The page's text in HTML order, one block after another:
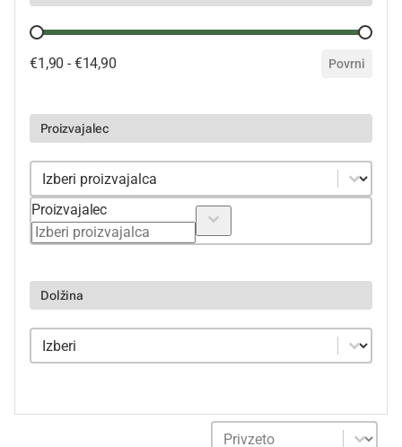
Cena
€1,90 - €14,90 Povrni
Proizvajalec
Proizvajalec
Proizvajalec
Proizvajalec
Dolžina
Dolžina
Dolžina
Sortiraj
Sortiraj